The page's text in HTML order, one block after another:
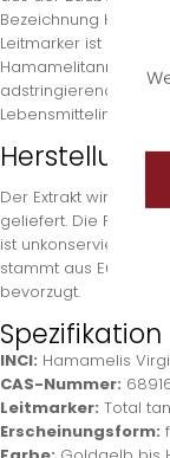
Bezeichnung
Leitmarker ist der
Hamamelitannin
adstringierender
Lebensmittelindustrie.
Herstellung
Der Extrakt wird im
geliefert. Die Farbe
ist unkonserviert,
stammt aus Europa
bevorzugt.
Spezifikation
INCI: Hamamelis
CAS-Nummer:
Leitmarker: Total
Erscheinungsform: